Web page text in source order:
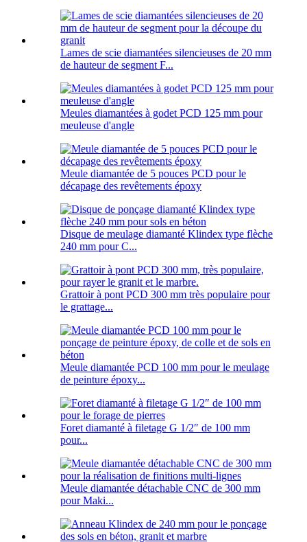
Lames de scie diamantées silencieuses de 20 mm
de hauteur de segment F...
Meules diamantées à godet PCD 125 mm pour
meuleuse d'angle
Meule diamantée de 5 pouces PCD pour le
décapage des revêtements époxy
Disque de meulage diamanté Klindex type flèche
240 mm pour C...
Grattoir à pont PCD 300 mm très populaire pour
le grattage...
Meule diamantée PCD 100 mm pour le meulage
de peinture époxy...
Foret diamanté à filetage G 1/2″ de 100 mm
pour...
Meule diamantée détachable CNC de 300 mm
pour Maki...